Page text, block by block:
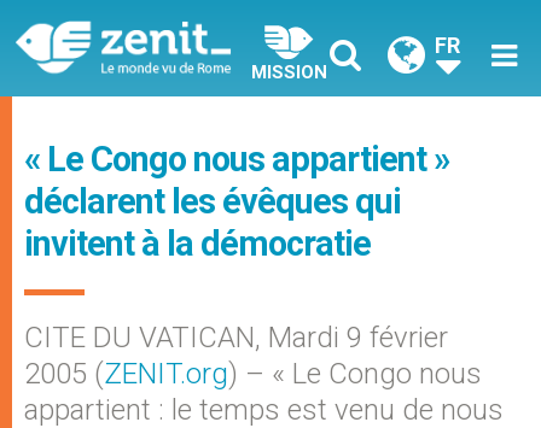
MISSION
FR
« Le Congo nous appartient »
déclarent les évêques qui
invitent à la démocratie
CITE DU VATICAN, Mardi 9 février
2005 (ZENIT.org) – « Le Congo nous
appartient : le temps est venu de nous